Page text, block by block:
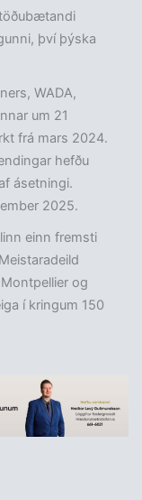
því þýska
WADA,
um 21
frá mars 2024.
hefðu
ásetningi.
2025.
einn fremsti
og
í kringum 150